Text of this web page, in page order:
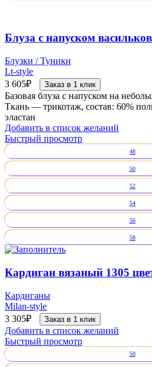
Блуза с напуском
Блузки / Туники
Lt-style
3 605₽ Заказ в 1 клик
Базовая блуза с напуском на
Ткань — трикотаж, состав: 60%
эластан
Добавить в список желаний
Быстрый просмотр
48
50
52
54
56
58
Кардиган вязаный 1305
Кардиганы
Milan-style
3 305₽ Заказ в 1 клик
Добавить в список желаний
Быстрый просмотр
50